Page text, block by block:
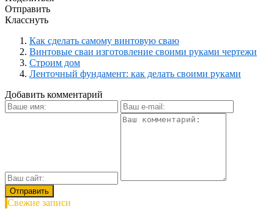
Отправить
Класснуть
Как сделать самому винтовую сваю
Винтовые сваи изготовление своими руками чертежи
Строим дом
Ленточный фундамент: как делать своими руками
Добавить комментарий
Свежие записи